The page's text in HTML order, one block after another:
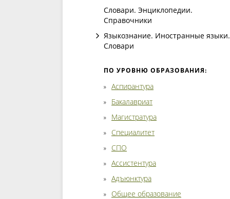
Словари. Энциклопедии.
Справочники
Языкознание. Иностранные языки.
Словари
ПО УРОВНЮ ОБРАЗОВАНИЯ:
Аспирантура
Бакалавриат
Магистратура
Специалитет
СПО
Ассистентура
Адъюнктура
Общее образование